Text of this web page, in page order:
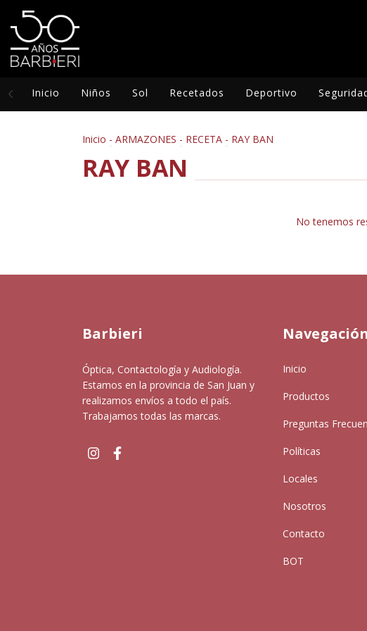
Inicio Niños Sol Recetados Deportivo
Inicio - ARMAZONES - RECETA - RAY BAN
RAY BAN
No tenemos
Barbieri
Óptica, Contactología y Audiología.
Estamos en la provincia de San Juan y
realizamos envíos a todo el país.
Trabajamos todas las marcas.
Navegación
Inicio
Productos
Preguntas
Políticas
Locales
Nosotros
Contacto
BOT